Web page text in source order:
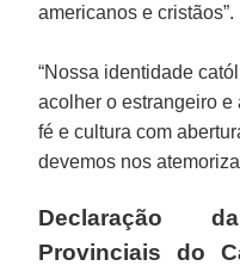
americanos e cristãos”.
“Nossa identidade
acolher o estrangeiro
fé e cultura com
devemos nos
Declaração
Provinciais do